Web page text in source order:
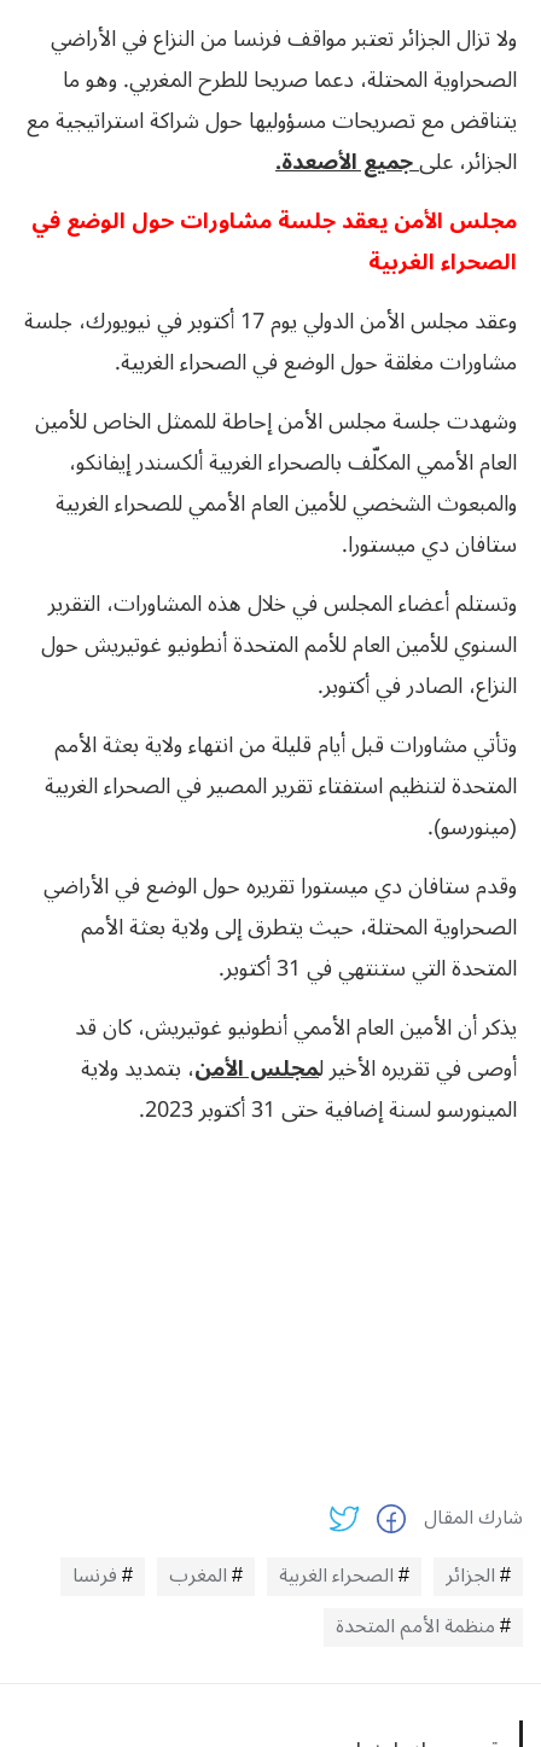
ولا تزال الجزائر تعتبر مواقف فرنسا من النزاع في الأراضي
الصحراوية المحتلة، دعما صريحا للطرح المغربي. وهو ما
يتناقض مع تصريحات مسؤوليها حول شراكة استراتيجية مع
الجزائر، علىجميع الأصعدة.
مجلس الأمن يعقد جلسة مشاورات حول الوضع في
الصحراء الغربية
وعقد مجلس الأمن الدولي يوم 17 أكتوبر في نيويورك، جلسة
مشاورات مغلقة حول الوضع في الصحراء الغربية.
وشهدت جلسة مجلس الأمن إحاطة للممثل الخاص للأمين
العام الأممي المكلّف بالصحراء الغربية ألكسندر إيفانكو،
والمبعوث الشخصي للأمين العام الأممي للصحراء الغربية
ستافان دي ميستورا.
وتستلمأعضاء المجلس في خلال هذه المشاورات، التقرير
السنوي للأمين العام للأمم المتحدة أنطونيو غوتيريش حول
النزاع، الصادر في أكتوبر.
وتأتيمشاورات قبل أيام قليلة من انتهاء ولاية بعثة الأمم
المتحدة لتنظيم استفتاء تقرير المصير في الصحراء الغربية
(مينورسو).
وقدم ستافان دي ميستورا تقريره حول الوضع في الأراضي
الصحراوية المحتلة، حيث يتطرق إلى ولاية بعثة الأمم
المتحدة التي ستنتهي في 31 أكتوبر.
يذكر أن الأمين العام الأممي أنطونيو غوتيريش، كان قد
أوصى في تقريره الأخير لمجلس الأمن، بتمديد ولاية
المينورسو لسنة إضافية حتى 31 أكتوبر 2023.
شارك المقال
الجزائر
الصحراء الغربية المغرب
فرنسا
منظمة الأمم المتحدة